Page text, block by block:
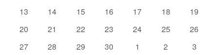
0
13
0
14
0
15
0
16
0
17
0
18
0
19
0
20
0
21
0
22
0
23
0
24
0
25
0
26
0
27
0
28
0
29
0
30
0
1
0
2
0
3